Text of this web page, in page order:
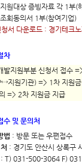
원대상 증빙자료 각 1부(
회동의서 1부(참여기업)
서 다운로드 : 경기테크
차
발지원부분 신청서 접수
지원기관) => 1차 지원
=> 2차 지원금 지급
수 및 문의처
법 : 방문 또는 우편접수
: 경기도 안산시 상록구
: T) 031-500-3064 F)